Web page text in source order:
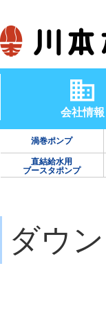
会社情報
渦巻ポンプ
直結給水用
ブースタポンプ
ダウ